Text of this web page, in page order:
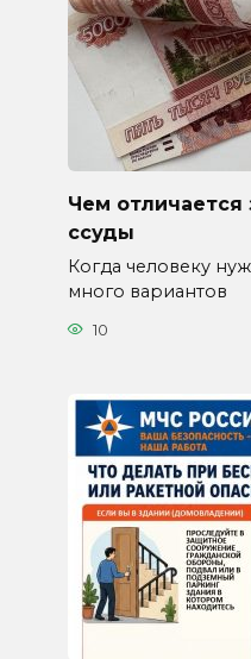
Чем отличается
ссуды
Когда человеку
много вариантов
10